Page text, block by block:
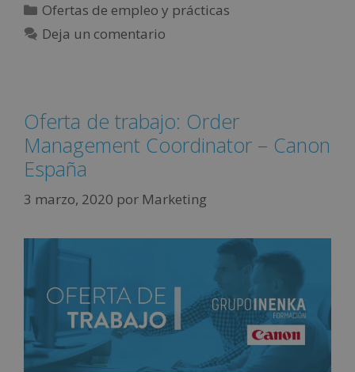
Ofertas de empleo y prácticas
Deja un comentario
Oferta de trabajo: Order
Management Coordinator – Canon
España
3 marzo, 2020 por Marketing